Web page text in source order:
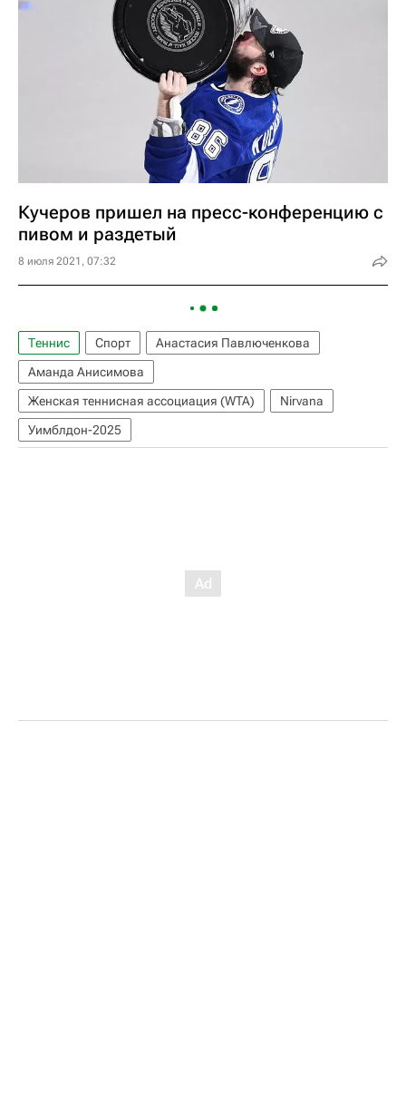
Кучеров пришел на пресс-конференцию с
пивом и раздетый
8 июля 2021, 07:32
Теннис Спорт
Анастасия Павлюченкова
Аманда Анисимова
Женская теннисная ассоциация (WTA)
Nirvana
Уимблдон-2025